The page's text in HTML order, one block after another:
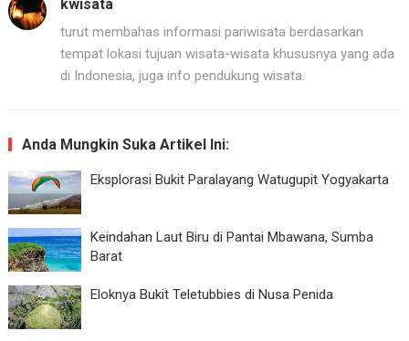
kwisata
turut membahas informasi pariwisata berdasarkan
tempat lokasi tujuan wisata-wisata khususnya yang ada
di Indonesia, juga info pendukung wisata.
Anda Mungkin Suka Artikel Ini:
Eksplorasi Bukit Paralayang Watugupit Yogyakarta
Keindahan Laut Biru di Pantai Mbawana, Sumba
Barat
Eloknya Bukit Teletubbies di Nusa Penida